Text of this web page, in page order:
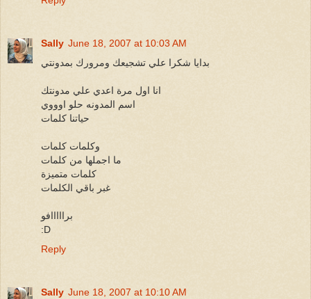
Sally June 18, 2007 at 10:03 AM
بدايا شكرا علي تشجيعك ومرورك بمدونتي
انا اول مرة اعدي علي مدونتك
اسم المدونه حلو اوووي
حياتنا كلمات
وكلمات كلمات
ما اجملها من كلمات
كلمات متميزة
غبر باقي الكلمات
برااااافو
:D
Reply
Sally June 18, 2007 at 10:10 AM